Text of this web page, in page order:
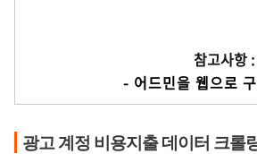
참고사항 :
- 어드민
광고 계정 비용지출 데이터 크롤